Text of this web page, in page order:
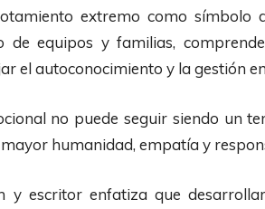
extremo como símbolo
de equipos y familias,
el autoconocimiento y la gestión
no puede seguir siendo un
humanidad, empatía y
y escritor enfatiza que